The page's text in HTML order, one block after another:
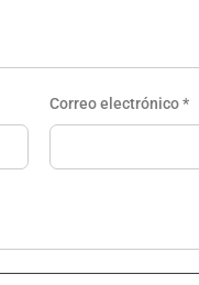
Correo electrónico*